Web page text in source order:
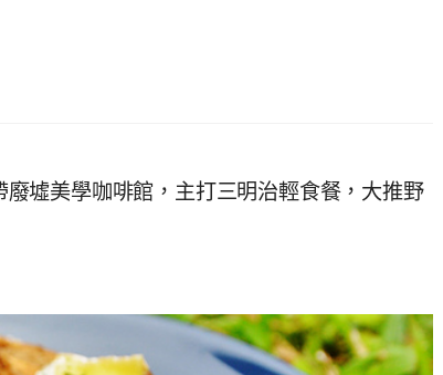
廢墟美學咖啡館，主打三明治輕食餐，大推野